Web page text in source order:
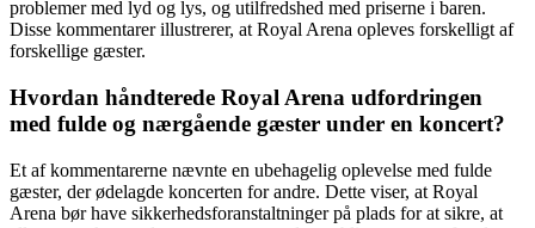
problemer med lyd og lys, og utilfredshed med priserne i baren.
Disse kommentarer illustrerer, at Royal Arena opleves forskelligt af
forskellige gæster.
Hvordan håndterede Royal Arena udfordringen
med fulde og nærgående gæster under en koncert?
Et af kommentarerne nævnte en ubehagelig oplevelse med fulde
gæster, der ødelagde koncerten for andre. Dette viser, at Royal
Arena bør have sikkerhedsforanstaltninger på plads for at sikre, at